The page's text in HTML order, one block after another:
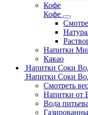
Кофе
Кофе
Напитки
Какао
Напитки Соки
Напитки Соки
Смотреть
Напитки от
Вода